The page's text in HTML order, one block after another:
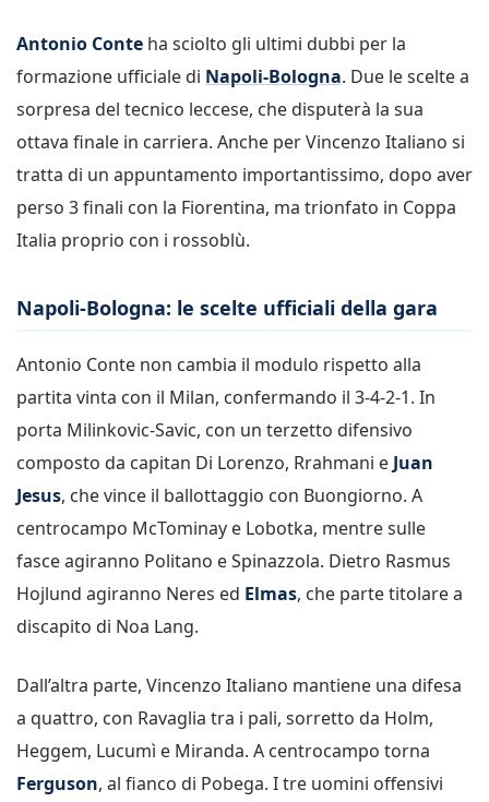
Antonio Conte ha sciolto gli ultimi dubbi per la
formazione ufficiale di Napoli-Bologna. Due le scelte a
sorpresa del tecnico leccese, che disputerà la sua
ottava finale in carriera. Anche per Vincenzo Italiano si
tratta di un appuntamento importantissimo, dopo aver
perso 3 finali con la Fiorentina, ma trionfato in Coppa
Italia proprio con i rossoblù.
Napoli-Bologna: le scelte ufficiali della gara
Antonio Conte non cambia il modulo rispetto alla
partita vinta con il Milan, confermando il 3-4-2-1. In
porta Milinkovic-Savic, con un terzetto difensivo
composto da capitan Di Lorenzo, Rrahmani e Juan
Jesus, che vince il ballottaggio con Buongiorno. A
centrocampo McTominay e Lobotka, mentre sulle
fasce agiranno Politano e Spinazzola. Dietro Rasmus
Hojlund agiranno Neres ed Elmas, che parte titolare a
discapito di Noa Lang.
Dall’altra parte, Vincenzo Italiano mantiene una difesa
a quattro, con Ravaglia tra i pali, sorretto da Holm,
Heggem, Lucumì e Miranda. A centrocampo torna
Ferguson, al fianco di Pobega. I tre uomini offensivi